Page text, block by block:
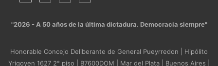
"2026 - A 50 años de la última dictadura. Democracia siempre"
Honorable Concejo Deliberante de General Pueyrredon | Hipólito
Yrigoyen 1627 2° piso | B7600DOM | Mar del Plata | Buenos Aires |